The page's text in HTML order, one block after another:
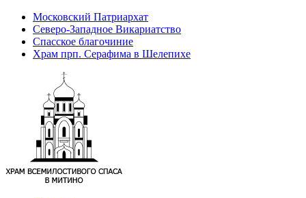
Московский Патриархат
Северо-Западное Викариатство
Спасское благочиние
Храм прп. Серафима в Шелепихе